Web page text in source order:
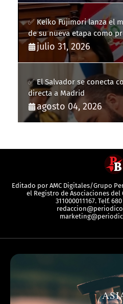
✅ Keiko Fujimori lanza el
de su nueva etapa como
julio 31, 2026
✅ El Salvador se conecta
directa a Madrid
agosto 04, 2026
Editado por AMC Digitales/Grupo
el Registro de Asociaciones del
311000011167. Telf.